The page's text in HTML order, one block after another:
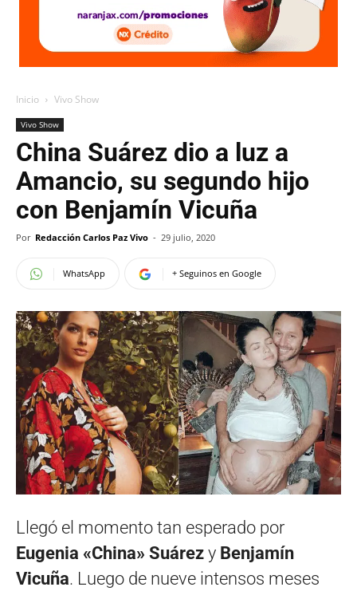
Inicio Vivo Show
Vivo Show
China Suárez dio a luz a
Amancio, su segundo hijo
con Benjamín Vicuña
Por Redacción Carlos Paz Vivo - 29 julio, 2020
WhatsApp + Seguinos en Google
Llegó el momento tan esperado por
Eugenia «China» Suárez y Benjamín
Vicuña. Luego de nueve intensos meses